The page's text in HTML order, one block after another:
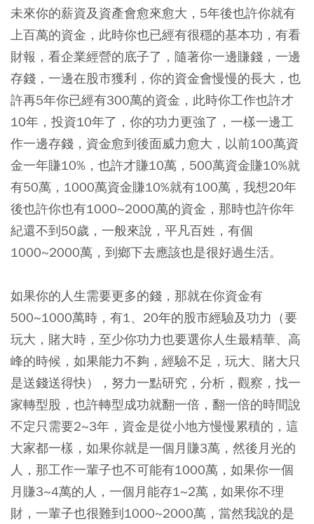
未來你的薪資及資產會愈來愈大，5年後也許你就有
上百萬的資金，此時你也已經有很穩的基本功，有看
財報，看企業經營的底子了，隨著你一邊賺錢，一邊
存錢，一邊在股市獲利，你的資金會慢慢的長大，也
許再5年你已經有300萬的資金，此時你工作也許才
10年，投資10年了，你的功力更強了，一樣一邊工
作一邊存錢，資金愈到後面威力愈大，以前100萬資
金一年賺10%，也許才賺10萬，500萬資金賺10%就
有50萬，1000萬資金賺10%就有100萬，我想20年
後也許你也有1000~2000萬的資金，那時也許你年
紀還不到50歲，一般來說，平凡百姓，有個
1000~2000萬，到鄉下去應該也是很好過生活。
如果你的人生需要更多的錢，那就在你資金有
500~1000萬時，有1、20年的股市經驗及功力（要
玩大，賭大時，至少你功力也要選你人生最精華、高
峰的時候，如果能力不夠，經驗不足，玩大、賭大只
是送錢送得快），努力一點研究，分析，觀察，找一
家轉型股，也許轉型成功就翻一倍，翻一倍的時間說
不定只需要2~3年，資金是從小地方慢慢累積的，這
大家都一樣，如果你就是一個月賺3萬，然後月光的
人，那工作一輩子也不可能有1000萬，如果你一個
月賺3~4萬的人，一個月能存1~2萬，如果你不理
財，一輩子也很難到1000~2000萬，當然我說的是